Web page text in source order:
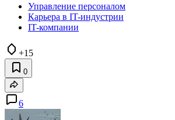
Управление персоналом
Карьера в IT-индустрии
IT-компании
+15
0
6